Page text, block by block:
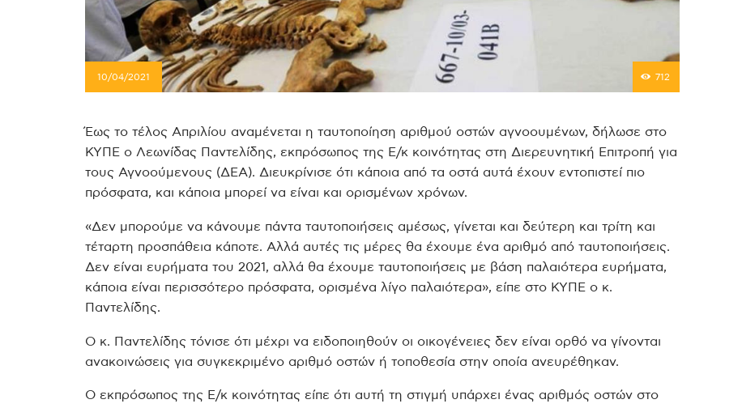
10/04/2021 712
Έως το τέλος Απριλίου αναμένεται η ταυτοποίηση αριθμού οστών αγνοουμένων, δήλωσε στο
ΚΥΠΕ ο Λεωνίδας Παντελίδης, εκπρόσωπος της Ε/κ κοινότητας στη Διερευνητική Επιτροπή για
τους Αγνοούμενους (ΔΕΑ). Διευκρίνισε ότι κάποια από τα οστά αυτά έχουν εντοπιστεί πιο
πρόσφατα, και κάποια μπορεί να είναι και ορισμένων χρόνων.
«Δεν μπορούμε να κάνουμε πάντα ταυτοποιήσεις αμέσως, γίνεται και δεύτερη και τρίτη και
τέταρτη προσπάθεια κάποτε. Αλλά αυτές τις μέρες θα έχουμε ένα αριθμό από ταυτοποιήσεις.
Δεν είναι ευρήματα του 2021, αλλά θα έχουμε ταυτοποιήσεις με βάση παλαιότερα ευρήματα,
κάποια είναι περισσότερο πρόσφατα, ορισμένα λίγο παλαιότερα», είπε στο ΚΥΠΕ ο κ.
Παντελίδης.
Ο κ. Παντελίδης τόνισε ότι μέχρι να ειδοποιηθούν οι οικογένειες δεν είναι ορθό να γίνονται
ανακοινώσεις για συγκεκριμένο αριθμό οστών ή τοποθεσία στην οποία ανευρέθηκαν.
Ο εκπρόσωπος της Ε/κ κοινότητας είπε ότι αυτή τη στιγμή υπάρχει ένας αριθμός οστών στο